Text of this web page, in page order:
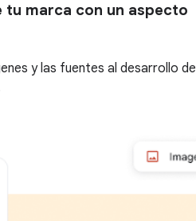
tu marca con un aspecto
y las fuentes al desarrollo de